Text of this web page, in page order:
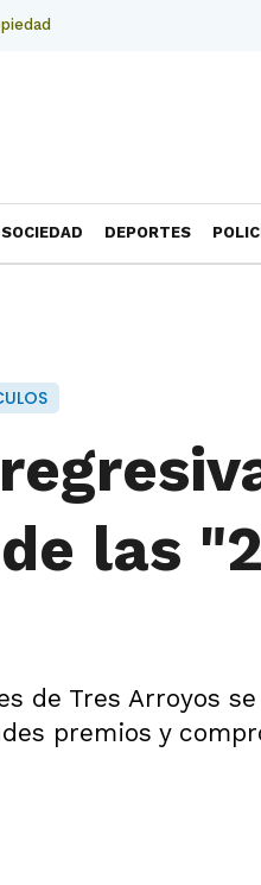
SOCIEDAD DEPORTES
las
de Tres Arroyos
premios y